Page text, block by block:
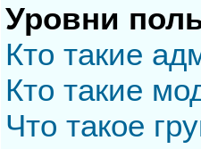
Уровни
Кто такие
Кто такие
Что такое